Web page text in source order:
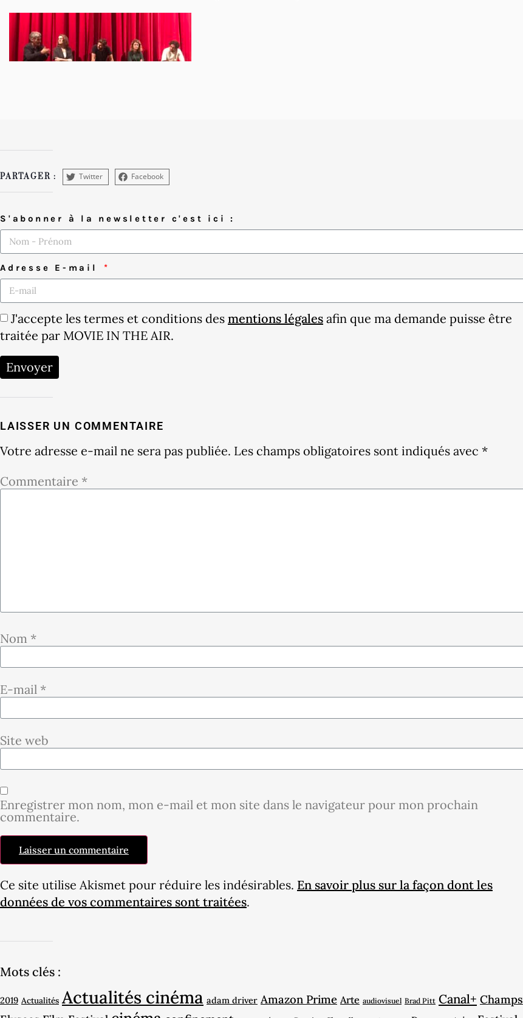
PARTAGER : Twitter Facebook
S'abonner à la newsletter c'est ici :
Adresse E-mail
J'accepte les termes et conditions des mentions légales afin que ma demande puisse être
traitée par MOVIE IN THE AIR.
Envoyer
LAISSER UN COMMENTAIRE
Votre adresse e-mail ne sera pas publiée. Les champs obligatoires sont indiqués avec *
Commentaire *
Nom *
E-mail *
Site web
Enregistrer mon nom, mon e-mail et mon site dans le navigateur pour mon prochain
commentaire.
Ce site utilise Akismet pour réduire les indésirables. En savoir plus sur la façon dont les
données de vos commentaires sont traitées.
Mots clés :
2019 Actualités Actualités cinéma adam driver Amazon Prime Arte audiovisuel Brad Pitt Canal+ Champs